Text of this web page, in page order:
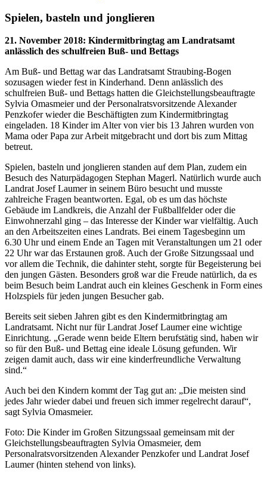
Spielen, basteln und jonglieren
21. November 2018: Kindermitbringtag am Landratsamt
anlässlich des schulfreien Buß- und Bettags
Am Buß- und Bettag war das Landratsamt Straubing-Bogen
sozusagen wieder fest in Kinderhand. Denn anlässlich des
schulfreien Buß- und Bettags hatten die Gleichstellungsbeauftragte
Sylvia Omasmeier und der Personalratsvorsitzende Alexander
Penzkofer wieder die Beschäftigten zum Kindermitbringtag
eingeladen. 18 Kinder im Alter von vier bis 13 Jahren wurden von
Mama oder Papa zur Arbeit mitgebracht und dort bis zum Mittag
betreut.
Spielen, basteln und jonglieren standen auf dem Plan, zudem ein
Besuch des Naturpädagogen Stephan Magerl. Natürlich wurde auch
Landrat Josef Laumer in seinem Büro besucht und musste
zahlreiche Fragen beantworten. Egal, ob es um das höchste
Gebäude im Landkreis, die Anzahl der Fußballfelder oder die
Einwohnerzahl ging – das Interesse der Kinder war vielfältig. Auch
an den Arbeitszeiten eines Landrats. Bei einem Tagesbeginn um
6.30 Uhr und einem Ende an Tagen mit Veranstaltungen um 21 oder
22 Uhr war das Erstaunen groß. Auch der Große Sitzungssaal und
vor allem die Technik, die dahinter steht, sorgte für Begeisterung bei
den jungen Gästen. Besonders groß war die Freude natürlich, da es
beim Besuch beim Landrat auch ein kleines Geschenk in Form eines
Holzspiels für jeden jungen Besucher gab.
Bereits seit sieben Jahren gibt es den Kindermitbringtag am
Landratsamt. Nicht nur für Landrat Josef Laumer eine wichtige
Einrichtung. „Gerade wenn beide Eltern berufstätig sind, haben wir
so für den Buß- und Bettag eine ideale Lösung gefunden. Wir
zeigen damit auch, dass wir eine kinderfreundliche Verwaltung
sind.“
Auch bei den Kindern kommt der Tag gut an: „Die meisten sind
jedes Jahr wieder dabei und freuen sich immer regelrecht darauf“,
sagt Sylvia Omasmeier.
Foto: Die Kinder im Großen Sitzungssaal gemeinsam mit der
Gleichstellungsbeauftragten Sylvia Omasmeier, dem
Personalratsvorsitzenden Alexander Penzkofer und Landrat Josef
Laumer (hinten stehend von links).